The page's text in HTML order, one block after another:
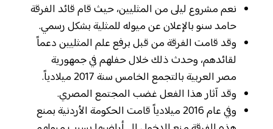
نعم مشروع ليلى من المثليين، حيث قام قائد الفرقة
حامد سنو بالإعلان عن ميوله للمثلية بشكل رسمي.
وقد قامت الفرقة من قبل برفع علم المثليين دعماً
لقائدهم، وحدث ذلك خلال حفلهم في جمهورية
مصر العربية بالتجمع الخامس سنة 2017 ميلادياً.
وقد آثار هذا الفعل غضب المجتمع المصري.
وفي عام 2016 ميلادياً قامت الحكومة الأردنية بمنع